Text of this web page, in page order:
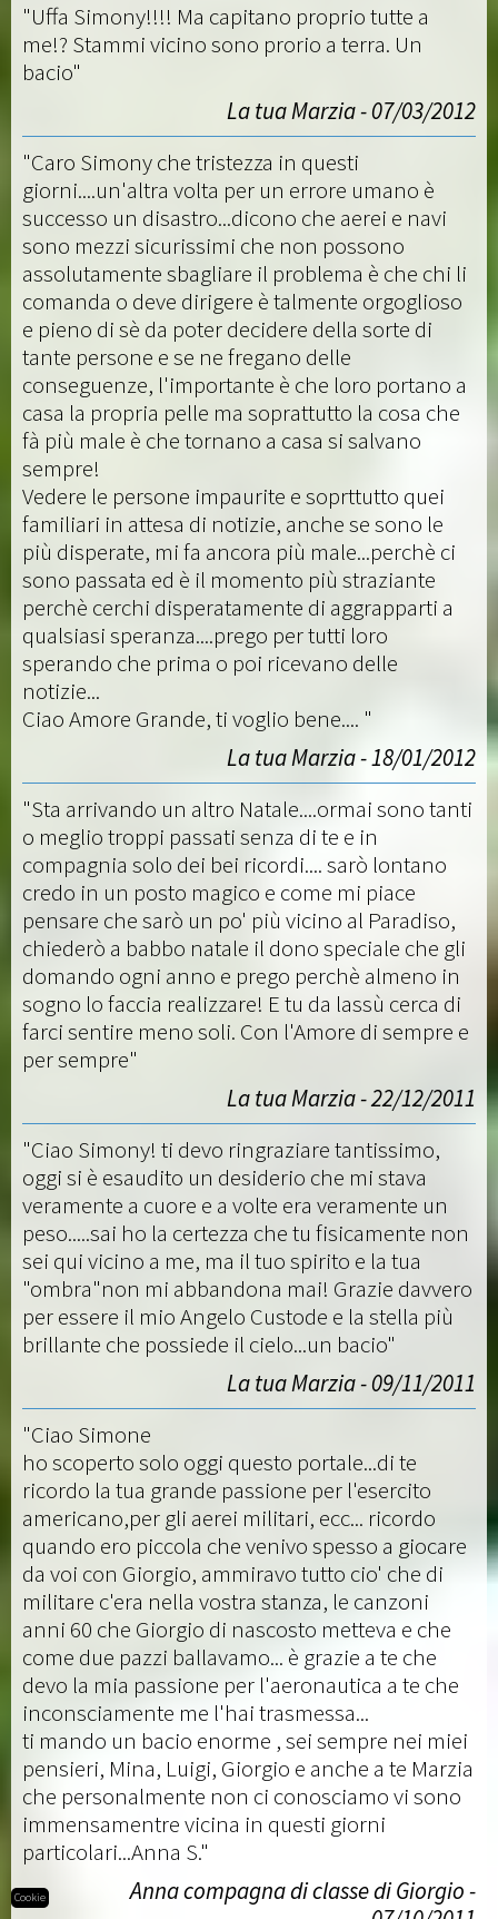
"Uffa Simony!!!! Ma capitano proprio tutte a
me!? Stammi vicino sono prorio a terra. Un
bacio"
La tua Marzia - 07/03/2012
"Caro Simony che tristezza in questi
giorni....un'altra volta per un errore umano è
successo un disastro...dicono che aerei e navi
sono mezzi sicurissimi che non possono
assolutamente sbagliare il problema è che chi li
comanda o deve dirigere è talmente orgoglioso
e pieno di sè da poter decidere della sorte di
tante persone e se ne fregano delle
conseguenze, l'importante è che loro portano a
casa la propria pelle ma soprattutto la cosa che
fà più male è che tornano a casa si salvano
sempre!
Vedere le persone impaurite e soprttutto quei
familiari in attesa di notizie, anche se sono le
più disperate, mi fa ancora più male...perchè ci
sono passata ed è il momento più straziante
perchè cerchi disperatamente di aggrapparti a
qualsiasi speranza....prego per tutti loro
sperando che prima o poi ricevano delle
notizie...
Ciao Amore Grande, ti voglio bene.... "
La tua Marzia - 18/01/2012
"Sta arrivando un altro Natale....ormai sono tanti
o meglio troppi passati senza di te e in
compagnia solo dei bei ricordi.... sarò lontano
credo in un posto magico e come mi piace
pensare che sarò un po' più vicino al Paradiso,
chiederò a babbo natale il dono speciale che gli
domando ogni anno e prego perchè almeno in
sogno lo faccia realizzare! E tu da lassù cerca di
farci sentire meno soli. Con l'Amore di sempre e
per sempre"
La tua Marzia - 22/12/2011
"Ciao Simony! ti devo ringraziare tantissimo,
oggi si è esaudito un desiderio che mi stava
veramente a cuore e a volte era veramente un
peso.....sai ho la certezza che tu fisicamente non
sei qui vicino a me, ma il tuo spirito e la tua
"ombra"non mi abbandona mai! Grazie davvero
per essere il mio Angelo Custode e la stella più
brillante che possiede il cielo...un bacio"
La tua Marzia - 09/11/2011
"Ciao Simone
ho scoperto solo oggi questo portale...di te
ricordo la tua grande passione per l'esercito
americano,per gli aerei militari, ecc... ricordo
quando ero piccola che venivo spesso a giocare
da voi con Giorgio, ammiravo tutto cio' che di
militare c'era nella vostra stanza, le canzoni
anni 60 che Giorgio di nascosto metteva e che
come due pazzi ballavamo... è grazie a te che
devo la mia passione per l'aeronautica a te che
inconsciamente me l'hai trasmessa...
ti mando un bacio enorme , sei sempre nei miei
pensieri, Mina, Luigi, Giorgio e anche a te Marzia
che personalmente non ci conosciamo vi sono
immensamentre vicina in questi giorni
particolari...Anna S."
Anna compagna di classe di Giorgio -
Cookie